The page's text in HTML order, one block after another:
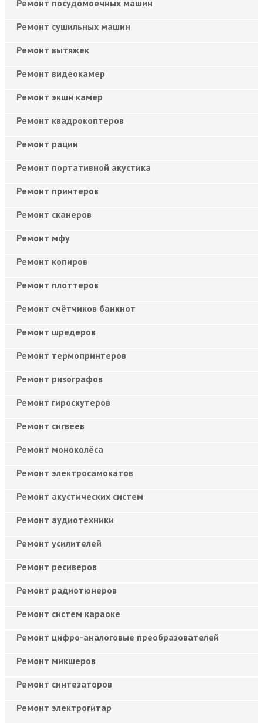
Ремонт посудомоечных машин
Ремонт сушильных машин
Ремонт вытяжек
Ремонт видеокамер
Ремонт экшн камер
Ремонт квадрокоптеров
Ремонт рации
Ремонт портативной акустика
Ремонт принтеров
Ремонт сканеров
Ремонт мфу
Ремонт копиров
Ремонт плоттеров
Ремонт счётчиков банкнот
Ремонт шредеров
Ремонт термопринтеров
Ремонт ризографов
Ремонт гироскутеров
Ремонт сигвеев
Ремонт моноколёса
Ремонт электросамокатов
Ремонт акустических систем
Ремонт аудиотехники
Ремонт усилителей
Ремонт ресиверов
Ремонт радиотюнеров
Ремонт систем караоке
Ремонт цифро-аналоговые преобразователей
Ремонт микшеров
Ремонт синтезаторов
Ремонт электрогитар